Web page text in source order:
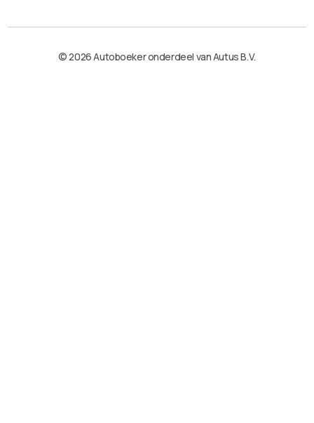
© 2026 Autoboeker onderdeel van Autus B.V.